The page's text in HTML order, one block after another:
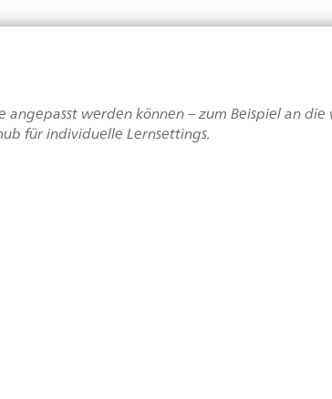
werden können – zum Beispiel an die
für individuelle Lernsettings.